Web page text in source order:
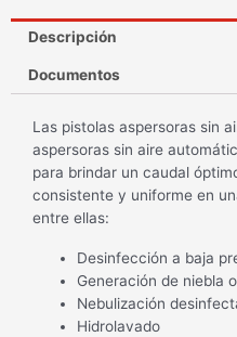
Descripción
Documentos
Las pistolas aspersoras sin
aspersoras sin aire
para brindar un caudal
consistente y uniforme en
entre ellas:
Desinfección a baja
Generación de niebla
Nebulización
Hidrolavado